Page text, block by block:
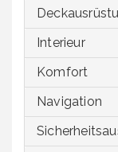
Interieur
Komfort
Navigation